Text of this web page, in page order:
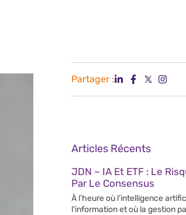
Partager :
Articles Récents
JDN – IA Et ETF : Le
Par Le Consensus
À l’heure où l’intelligence
l’information et où la gestion